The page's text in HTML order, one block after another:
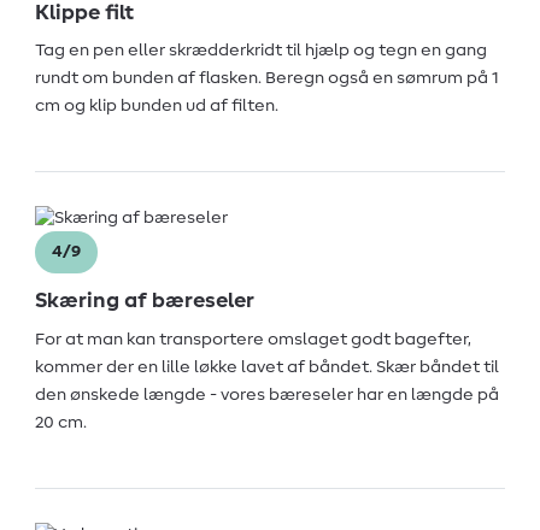
Klippe filt
Tag en pen eller skrædderkridt til hjælp og tegn en gang
rundt om bunden af flasken. Beregn også en sømrum på 1
cm og klip bunden ud af filten.
4/9
Skæring af bæreseler
For at man kan transportere omslaget godt bagefter,
kommer der en lille løkke lavet af båndet. Skær båndet til
den ønskede længde - vores bæreseler har en længde på
20 cm.